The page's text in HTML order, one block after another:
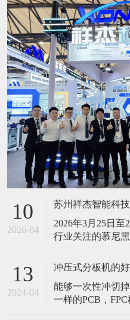
10
2026-04
2026年3月25日
行业关注的慕尼
览中心圆满落幕
了67184名专业观
域电子制造技术
13
2024-04
冲压式分板机的
能够一次性冲切
一样的PCB，